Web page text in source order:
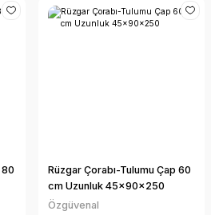
80
Rüzgar Çorabı-Tulumu Çap 60
cm Uzunluk 45x90x250
Özgüvenal